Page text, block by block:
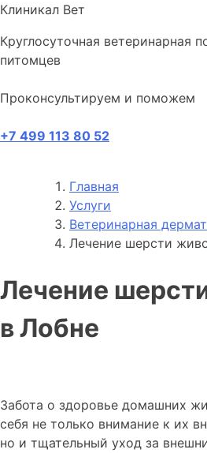
Клиникал Вет
Круглосуточная ветеринарная
питомцев
Проконсультируем и поможем
+7 499 113 80 52
Главная
Услуги
Ветеринарная
Лечение шерсти
Лечение
в Лобне
Забота о здоровье домашних
себя не только внимание к их
но и тщательный уход за